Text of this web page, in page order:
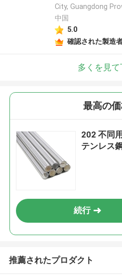
City, Guangdong
中国
5.0
確認された製造
多くを見
最高の
202 不同
テンレス
続行
推薦されたプロダクト